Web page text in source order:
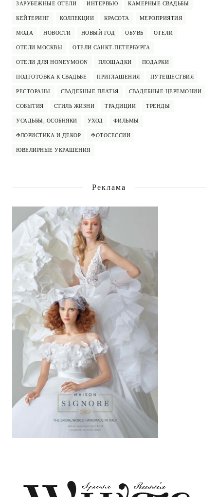
ЗАРУБЕЖНЫЕ ОТЕЛИ ИНТЕРВЬЮ КАМЕРНЫЕ СВАДЬБЫ
КЕЙТЕРИНГ КОЛЛЕКЦИИ КРАСОТА МЕРОПРИЯТИЯ
МОДА НОВОСТИ НОВЫЙ ГОД ОБУВЬ ОТЕЛИ
ОТЕЛИ МОСКВЫ ОТЕЛИ САНКТ-ПЕТЕРБУРГА
ОТЕЛИ ДЛЯ HONEYMOON ПЛОЩАДКИ ПОДАРКИ
ПОДГОТОВКА К СВАДЬБЕ ПРИГЛАШЕНИЯ ПУТЕШЕСТВИЯ
РЕСТОРАНЫ СВАДЕБНЫЕ ПЛАТЬЯ СВАДЕБНЫЕ ЦЕРЕМОНИИ
СОБЫТИЯ СТИЛЬ ЖИЗНИ ТРАДИЦИИ ТРЕНДЫ
УСАДЬБЫ, ОСОБНЯКИ УХОД ФИЛЬМЫ
ФЛОРИСТИКА И ДЕКОР ФОТОСЕССИИ
ЮВЕЛИРНЫЕ УКРАШЕНИЯ
Реклама